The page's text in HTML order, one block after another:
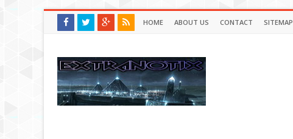
HOME ABOUT US CONTACT SITEMAP